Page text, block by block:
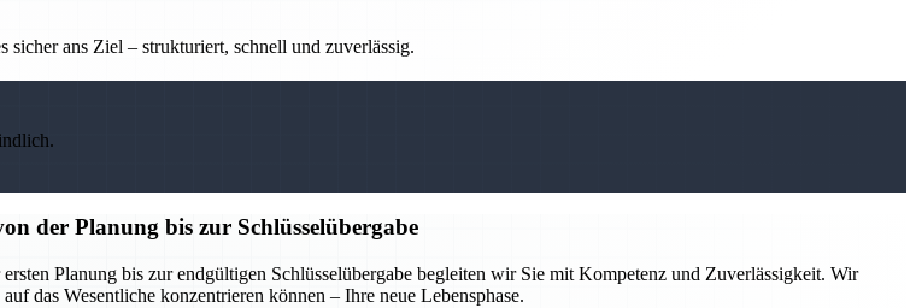
ans Ziel – strukturiert, schnell und zuverlässig.
der Planung bis zur Schlüsselübergabe
Planung bis zur endgültigen Schlüsselübergabe begleiten wir Sie mit Kompetenz und Zuverlässigkeit. Wir
das Wesentliche konzentrieren können – Ihre neue Lebensphase.